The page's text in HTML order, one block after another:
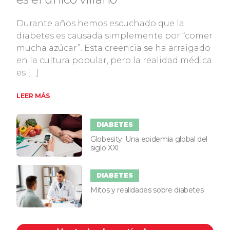
Durante años hemos escuchado que la
diabetes es causada simplemente por “comer
mucha azúcar”. Esta creencia se ha arraigado
en la cultura popular, pero la realidad médica
es […]
LEER MÁS
DIABETES
Globesity: Una epidemia global del
siglo XXI
DIABETES
Mitos y realidades sobre diabetes